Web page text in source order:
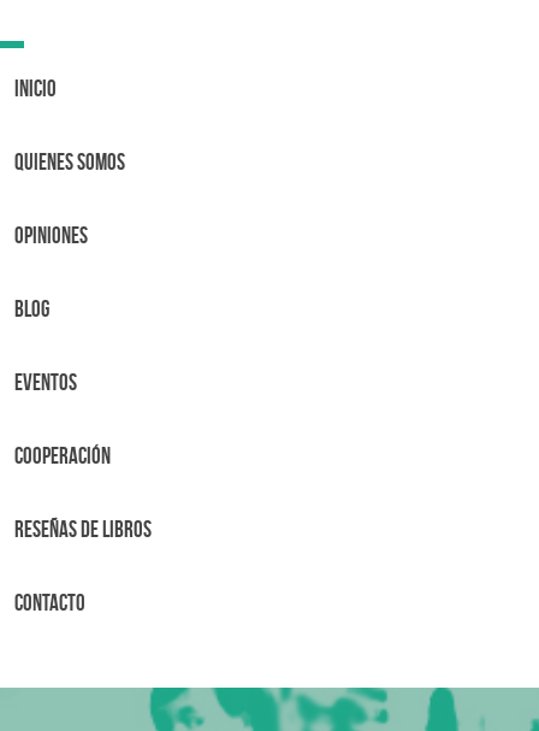
Toggle
Inicio
Quienes Somos
OPINIONES
BLOG
Eventos
Cooperación
Reseñas de libros
Contacto